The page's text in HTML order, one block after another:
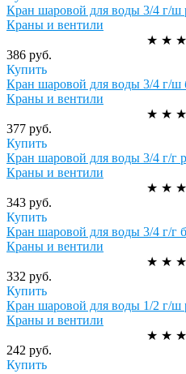
Кран шаровой для воды 3/4 г/ш
Краны и вентили
★ ★ ★
386 руб.
Купить
Кран шаровой для воды 3/4 г/ш
Краны и вентили
★ ★ ★
377 руб.
Купить
Кран шаровой для воды 3/4 г/г
Краны и вентили
★ ★ ★
343 руб.
Купить
Кран шаровой для воды 3/4 г/г
Краны и вентили
★ ★ ★
332 руб.
Купить
Кран шаровой для воды 1/2 г/ш
Краны и вентили
★ ★ ★
242 руб.
Купить